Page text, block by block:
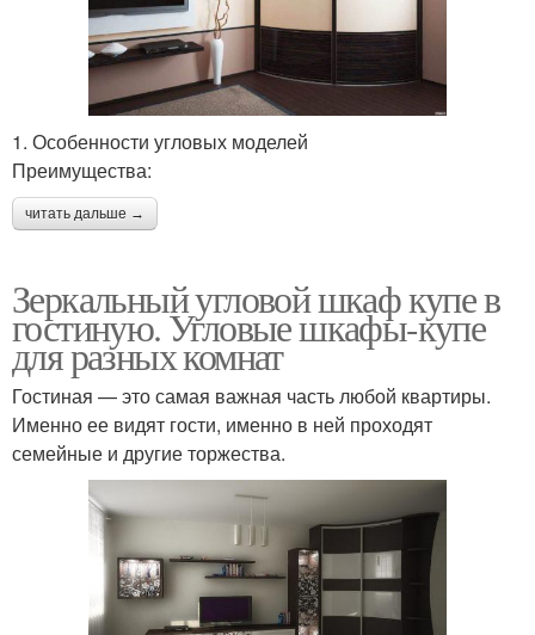
1. Особенности угловых моделей
Преимущества:
читать дальше →
Зеркальный угловой шкаф купе в
гостиную. Угловые шкафы-купе
для разных комнат
Гостиная — это самая важная часть любой квартиры.
Именно ее видят гости, именно в ней проходят
семейные и другие торжества.